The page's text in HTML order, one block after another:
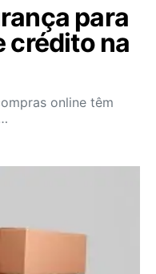
para
crédito na
online têm